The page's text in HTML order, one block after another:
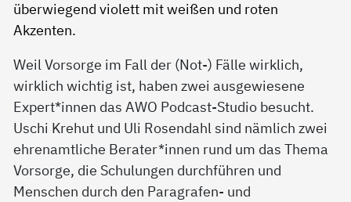
Weil Vorsorge im Fall der (Not-) Fälle wirklich,
wirklich wichtig ist, haben zwei ausgewiesene
Expert*innen das AWO Podcast-Studio besucht.
Uschi Krehut und Uli Rosendahl sind nämlich zwei
ehrenamtliche Berater*innen rund um das Thema
Vorsorge, die Schulungen durchführen und
Menschen durch den Paragrafen- und